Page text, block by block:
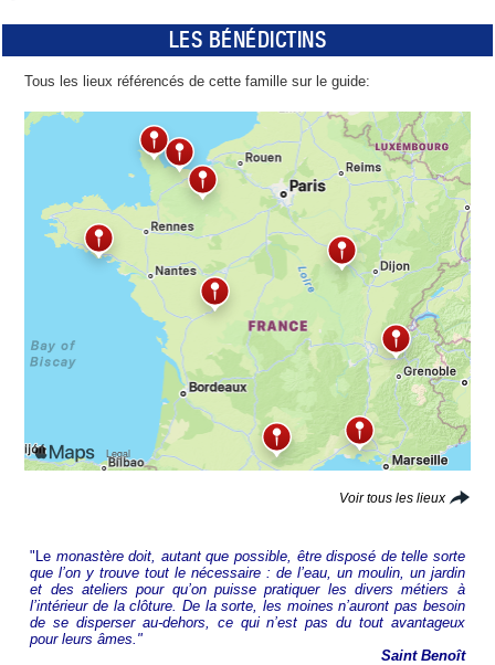
LES BÉNÉDICTINS
Tous les lieux référencés de cette famille sur le guide:
Voir tous les lieux
"Le monastère doit, autant que possible, être disposé de telle sorte
que l’on y trouve tout le nécessaire : de l’eau, un moulin, un jardin
et des ateliers pour qu’on puisse pratiquer les divers métiers à
l’intérieur de la clôture. De la sorte, les moines n’auront pas besoin
de se disperser au-dehors, ce qui n’est pas du tout avantageux
pour leurs âmes."
Saint Benoît